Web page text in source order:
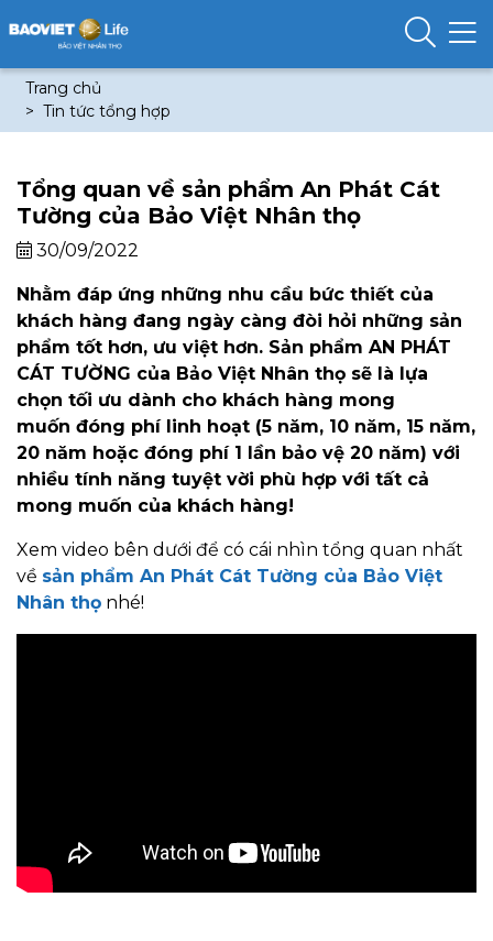
Trang chủ
Tin tức tổng hợp
Tổng quan về sản phẩm An Phát Cát
Tường của Bảo Việt Nhân thọ
30/09/2022
Nhằm đáp ứng những nhu cầu bức thiết của
khách hàng đang ngày càng đòi hỏi những sản
phẩm tốt hơn, ưu việt hơn. Sản phẩm AN PHÁT
CÁT TƯỜNG của Bảo Việt Nhân thọ sẽ là lựa
chọn tối ưu dành cho khách hàng mong
muốn đóng phí linh hoạt (5 năm, 10 năm, 15 năm,
20 năm hoặc đóng phí 1 lần bảo vệ 20 năm) với
nhiều tính năng tuyệt vời phù hợp với tất cả
mong muốn của khách hàng!
Xem video bên dưới để có cái nhìn tổng quan nhất
về sản phẩm An Phát Cát Tường của Bảo Việt
Nhân thọ nhé!